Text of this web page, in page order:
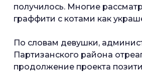
получилось. Многие
граффити с котами как
По словам девушки,
Партизанского района
продолжение проекта